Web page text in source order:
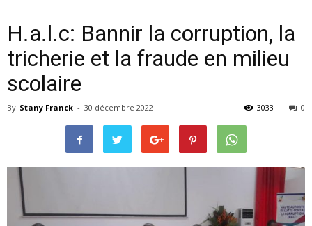
H.a.l.c: Bannir la corruption, la
tricherie et la fraude en milieu
scolaire
By Stany Franck - 30 décembre 2022 0
3033